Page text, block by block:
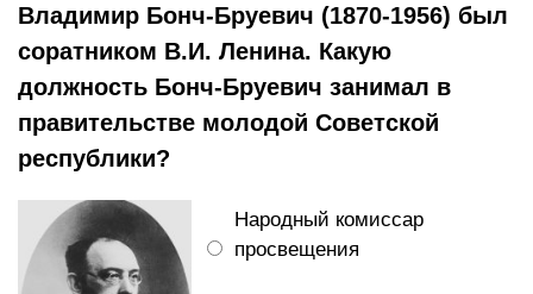
Владимир Бонч-Бруевич (1870-1956) был
соратником В.И. Ленина. Какую
должность Бонч-Бруевич занимал в
правительстве молодой Советской
республики?
Народный комиссар
просвещения